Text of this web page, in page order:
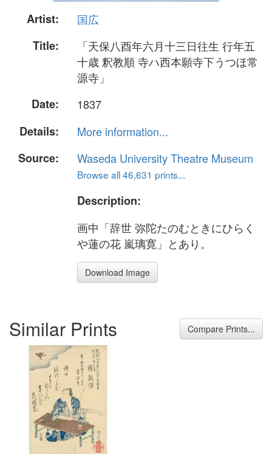
Artist:
国広
Title:
「天保八酉年六月十三日往生 行年五
十歳 釈教順 寺ハ西本願寺下うつほ常
源寺」
Date:
1837
Details:
More information...
Source:
Waseda University Theatre Museum
Browse all 46,631 prints...
Description:
画中「辞世 弥陀たのむときにひらく
や蓮の花 嵐璃寛」とあり。
Download Image
Similar Prints Compare Prints...